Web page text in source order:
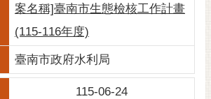
案名稱]臺南市生態檢核工作計畫
(115-116年度)
臺南市政府水利局
115-06-24